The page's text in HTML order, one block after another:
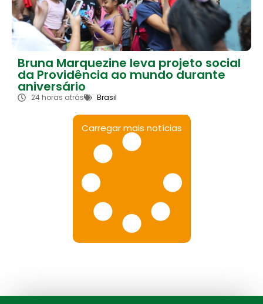
Bruna Marquezine leva projeto social
da Providência ao mundo durante
aniversário
24 horas atrás Brasil
Carregar mais notícias